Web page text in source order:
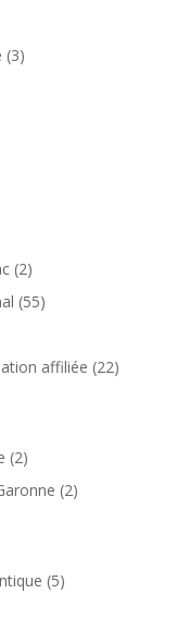
(3)
(2)
(55)
affiliée (22)
(2)
(2)
(5)